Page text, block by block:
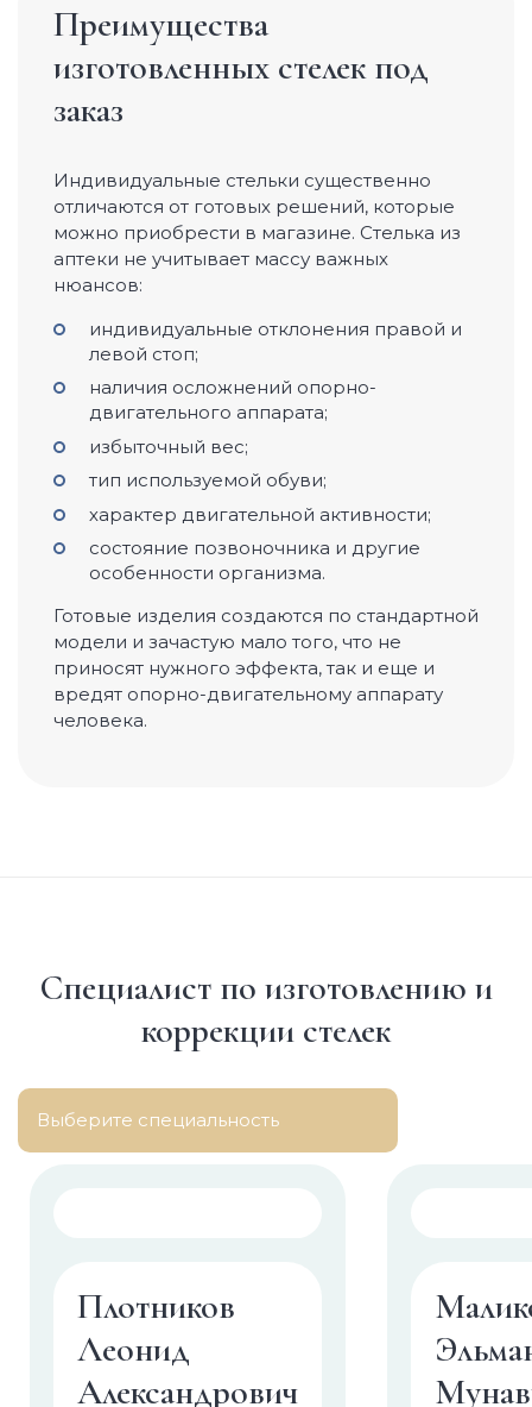
Преимущества
изготовленных стелек под
заказ
Индивидуальные стельки существенно
отличаются от готовых решений, которые
можно приобрести в магазине. Стелька из
аптеки не учитывает массу важных
нюансов:
индивидуальные отклонения правой и
левой стоп;
наличия осложнений опорно-
двигательного аппарата;
избыточный вес;
тип используемой обуви;
характер двигательной активности;
состояние позвоночника и другие
особенности организма.
Готовые изделия создаются по стандартной
модели и зачастую мало того, что не
приносят нужного эффекта, так и еще и
вредят опорно-двигательному аппарату
человека.
Специалист по изготовлению и
коррекции стелек
Выберите специальность
Плотников
Леонид
Александрович